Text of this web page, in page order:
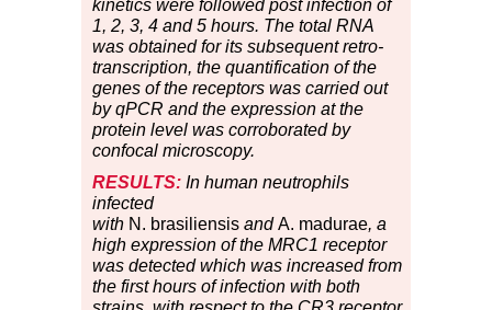
kinetics were followed post infection of
1, 2, 3, 4 and 5 hours. The total RNA
was obtained for its subsequent retro-
transcription, the quantification of the
genes of the receptors was carried out
by qPCR and the expression at the
protein level was corroborated by
confocal microscopy.
RESULTS: In human neutrophils
infected
with N. brasiliensis andA. madurae, a
high expression of the MRC1 receptor
was detected which was increased from
the first hours of infection with both